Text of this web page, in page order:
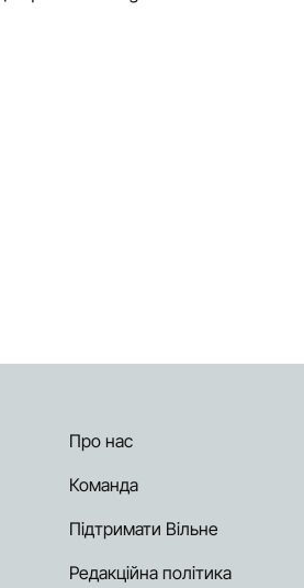
Про нас
Команда
Підтримати Вільне
Редакційна політика